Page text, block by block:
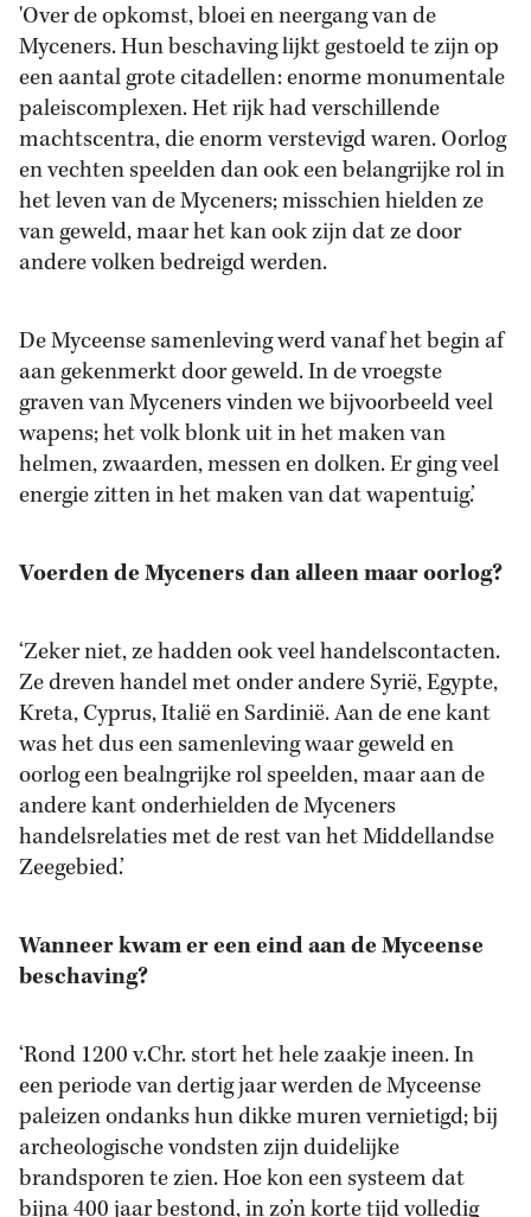
'Over de opkomst, bloei en neergang van de
Myceners. Hun beschaving lijkt gestoeld te zijn op
een aantal grote citadellen: enorme monumentale
paleiscomplexen. Het rijk had verschillende
machtscentra, die enorm verstevigd waren. Oorlog
en vechten speelden dan ook een belangrijke rol in
het leven van de Myceners; misschien hielden ze
van geweld, maar het kan ook zijn dat ze door
andere volken bedreigd werden.
De Myceense samenleving werd vanaf het begin af
aan gekenmerkt door geweld. In de vroegste
graven van Myceners vinden we bijvoorbeeld veel
wapens; het volk blonk uit in het maken van
helmen, zwaarden, messen en dolken. Er ging veel
energie zitten in het maken van dat wapentuig.’
Voerden de Myceners dan alleen maar oorlog?
‘Zeker niet, ze hadden ook veel handelscontacten.
Ze dreven handel met onder andere Syrië, Egypte,
Kreta, Cyprus, Italië en Sardinië. Aan de ene kant
was het dus een samenleving waar geweld en
oorlog een bealngrijke rol speelden, maar aan de
andere kant onderhielden de Myceners
handelsrelaties met de rest van het Middellandse
Zeegebied.’
Wanneer kwam er een eind aan de Myceense
beschaving?
‘Rond 1200 v.Chr. stort het hele zaakje ineen. In
een periode van dertig jaar werden de Myceense
paleizen ondanks hun dikke muren vernietigd; bij
archeologische vondsten zijn duidelijke
brandsporen te zien. Hoe kon een systeem dat
bijna 400 jaar bestond, in zo’n korte tijd volledig